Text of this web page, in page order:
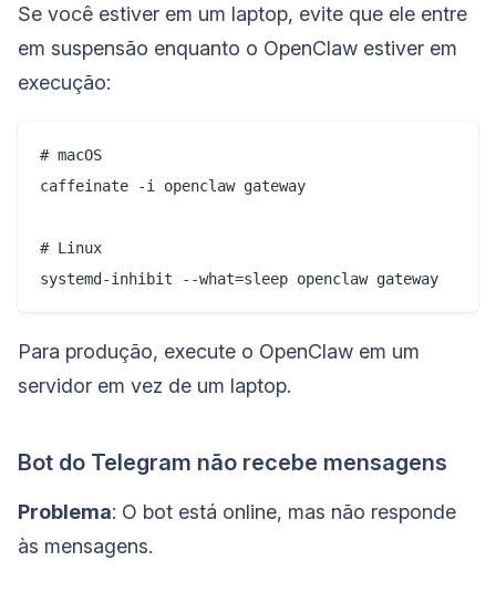
Se você estiver em um laptop, evite que ele entre
em suspensão enquanto o OpenClaw estiver em
execução:
# macOS
caffeinate -i openclaw gateway
# Linux
Para produção, execute o OpenClaw em um
servidor em vez de um laptop.
Bot do Telegram não recebe mensagens
Problema: O bot está online, mas não responde
às mensagens.